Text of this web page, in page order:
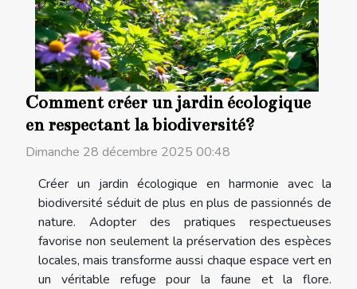
Comment créer un jardin écologique
en respectant la biodiversité?
Dimanche 28 décembre 2025 00:48
Créer un jardin écologique en harmonie avec la
biodiversité séduit de plus en plus de passionnés de
nature. Adopter des pratiques respectueuses
favorise non seulement la préservation des espèces
locales, mais transforme aussi chaque espace vert en
un véritable refuge pour la faune et la flore.